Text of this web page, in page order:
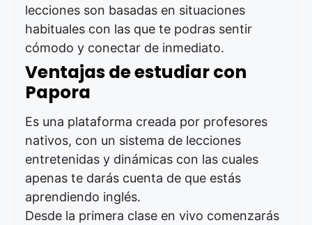
lecciones son basadas en situaciones
habituales con las que te podras sentir
cómodo y conectar de inmediato.
Ventajas de estudiar con
Papora
Es una plataforma creada por profesores
nativos, con un sistema de lecciones
entretenidas y dinámicas con las cuales
apenas te darás cuenta de que estás
aprendiendo inglés.
Desde la primera clase en vivo comenzarás